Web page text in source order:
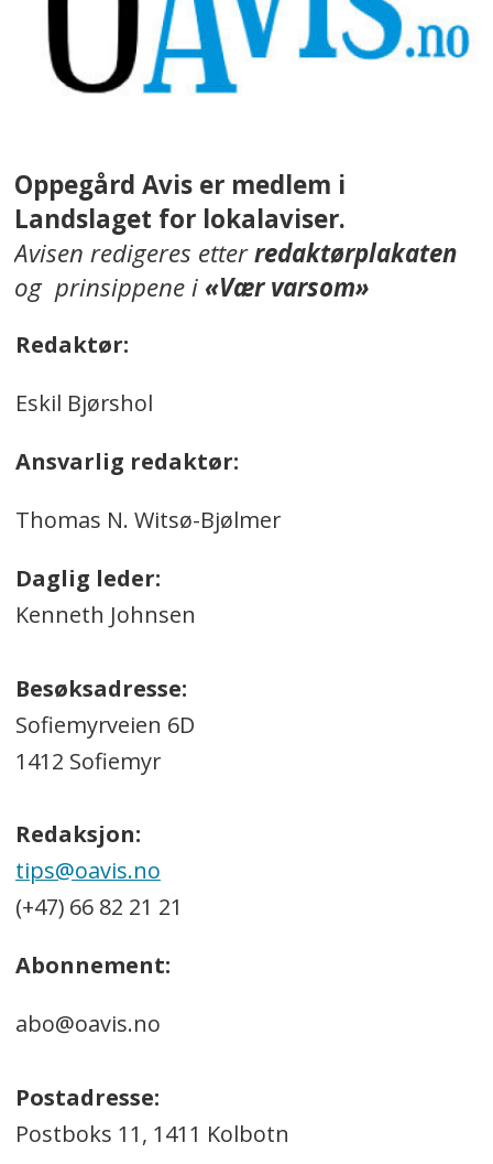
Oppegård Avis er medlem i
Landslaget for lokalaviser.
Avisen redigeres etterredaktørplakaten
og prinsippene i«Vær varsom»
Redaktør:
Eskil Bjørshol
Ansvarlig redaktør:
Thomas N. Witsø-Bjølmer
Daglig leder:
Kenneth Johnsen
Besøksadresse:
Sofiemyrveien 6D
1412 Sofiemyr
Redaksjon:
tips@oavis.no
(+47) 66 82 21 21
Abonnement:
abo@oavis.no
Postadresse:
Postboks 11, 1411 Kolbotn